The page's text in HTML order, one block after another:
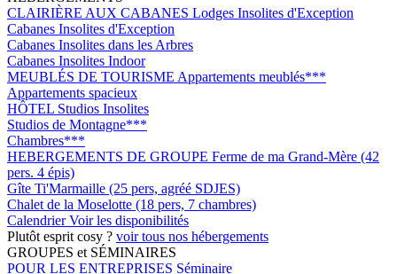
CLAIRIÈRE AUX CABANES Lodges Insolites d'Exception
Cabanes Insolites d'Exception
Cabanes Insolites dans les Arbres
Cabanes Insolites Indoor
MEUBLÉS DE TOURISME Appartements meublés***
Appartements spacieux
HÔTEL Studios Insolites
Studios de Montagne***
Chambres***
HEBERGEMENTS DE GROUPE Ferme de ma Grand-Mère (42
pers. 4 épis)
Gîte Ti'Marmaille (25 pers, agréé SDJES)
Chalet de la Moselotte (18 pers, 7 chambres)
CalendrierVoir les disponibilités
Plutôt esprit cosy ? voir tous nos hébergements
GROUPES et SÉMINAIRES
POUR LES ENTREPRISES Séminaire